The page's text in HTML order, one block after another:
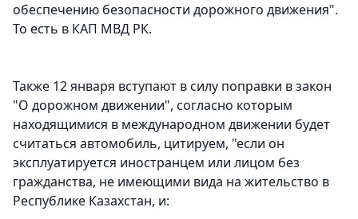
обеспечению безопасности дорожного движения".
То есть в КАП МВД РК.
Также 12 января вступают в силу поправки в закон
"О дорожном движении", согласно которым
находящимися в международном движении будет
считаться автомобиль, цитируем, "если он
эксплуатируется иностранцем или лицом без
гражданства, не имеющими вида на жительство в
Республике Казахстан, и: